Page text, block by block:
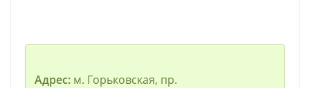
Адрес:м. Горьковская, пр.